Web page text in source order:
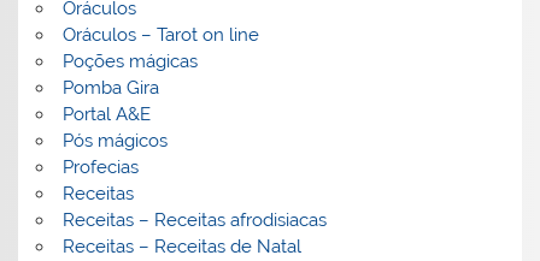
Oráculos
Oráculos – Tarot on line
Poções mágicas
Pomba Gira
Portal A&E
Pós mágicos
Profecias
Receitas
Receitas – Receitas afrodisiacas
Receitas – Receitas de Natal